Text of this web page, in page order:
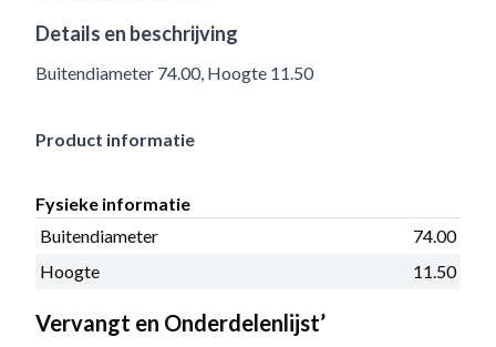
Details en beschrijving
Buitendiameter 74.00, Hoogte 11.50
Product informatie
Fysieke informatie
Buitendiameter
74.00
Hoogte
11.50
Vervangt en Onderdelenlijst’